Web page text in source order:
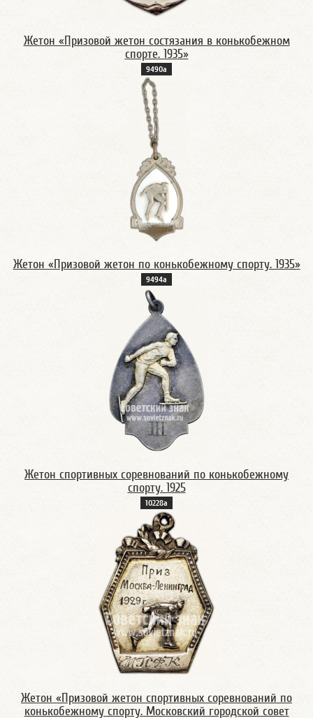
Жетон «Призовой жетон состязания в конькобежном
спорте. 1935»
9490а
Жетон «Призовой жетон по конькобежному спорту. 1935»
9494а
Жетон спортивных соревнований по конькобежному
спорту. 1925
10228а
Жетон «Призовой жетон спортивных соревнований по
конькобежному спорту. Московский городской совет